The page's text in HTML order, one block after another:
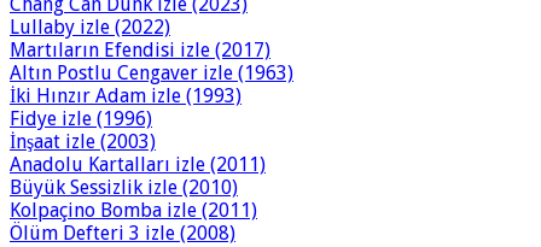
Lullaby izle (2022)
Martıların Efendisi izle (2017)
Altın Postlu Cengaver izle (1963)
İki Hınzır Adam izle (1993)
Fidye izle (1996)
İnşaat izle (2003)
Anadolu Kartalları izle (2011)
Büyük Sessizlik izle (2010)
Kolpaçino Bomba izle (2011)
Ölüm Defteri 3 izle (2008)